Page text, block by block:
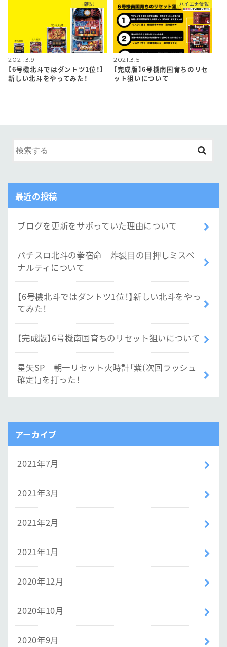
雑記
2021.3.9
【6号機北斗ではダントツ1位！】
新しい北斗をやってみた！
ハイエナ情報
2021.3.5
【完成版】6号機南国育ちのリセ
ット狙いについて
最近の投稿
ブログを更新をサボっていた理由について
パチスロ北斗の拳宿命 炸裂目の目押しミスペ
ナルティについて
【6号機北斗ではダントツ1位！】新しい北斗をやっ
てみた！
【完成版】6号機南国育ちのリセット狙いについて
星矢SP 朝一リセット火時計「紫(次回ラッシュ
確定)」を打った！
アーカイブ
2021年7月
2021年3月
2021年2月
2021年1月
2020年12月
2020年10月
2020年9月